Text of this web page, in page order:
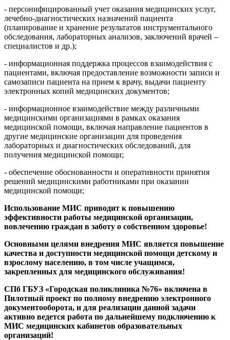
- персонифицированный учет оказания медицинских услуг,
лечебно-диагностических назначений пациента
(планирование и хранение результатов инструментального
обследования, лабораторных анализов, заключений врачей –
специалистов и др.);
- информационная поддержка процессов взаимодействия с
пациентами, включая предоставление возможности записи и
самозаписи пациента на прием к врачу, выдачи пациенту
электронных копий медицинских документов;
- информационное взаимодействие между различными
медицинскими организациями в рамках оказания
медицинской помощи, включая направление пациентов в
другие медицинские организации для проведения
лабораторных и диагностических обследований, для
получения медицинской помощи;
- обеспечение обоснованности и оперативности принятия
решений медицинскими работниками при оказании
медицинской помощи;
Использование МИС приводит к повышению
эффективности работы медицинской организации,
вовлечению граждан в заботу о собственном здоровье!
Основными целями внедрения МИС является повышение
качества и доступности медицинской помощи детскому и
взрослому населению, в том числе учащимся,
закрепленных для медицинского обслуживания!
СПб ГБУЗ «Городская поликлиника №76» включена в
Пилотный проект по полному внедрению электронного
документооборота, и для реализации данной задачи
активно ведется работа по дальнейшему подключению к
МИС медицинских кабинетов образовательных
организаций!